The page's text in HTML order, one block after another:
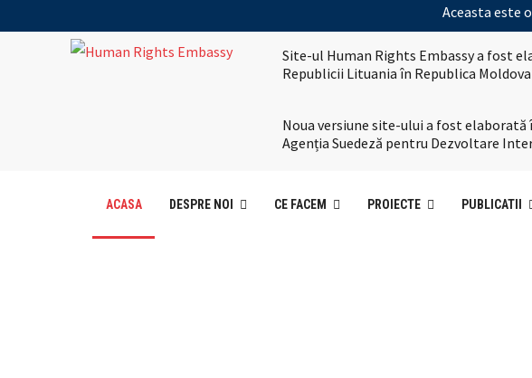
Aceasta este
Site-ul Human Rights Embassy a fost
Republicii Lituania în Republica Moldova
Noua versiune site-ului a fost
Agenția Suedeză pentru Dezvoltare
ACASA DESPRE NOI CE FACEM PROIECTE PUBLICATII